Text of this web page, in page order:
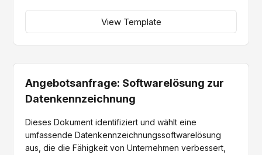
View Template
Angebotsanfrage: Softwarelösung zur
Datenkennzeichnung
Dieses Dokument identifiziert und wählt eine
umfassende Datenkennzeichnungssoftwarelösung
aus, die die Fähigkeit von Unternehmen verbessert,